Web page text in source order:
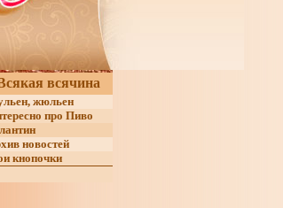
всячина
жюльен
про Пиво
новостей
кнопочки